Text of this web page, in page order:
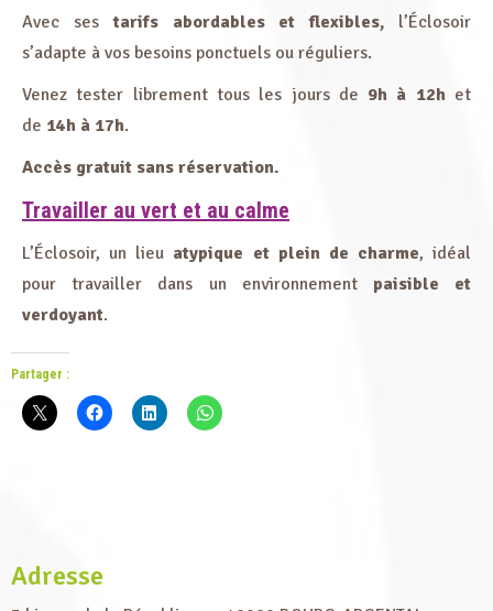
Avec sestarifs abordables et flexibles, l’Éclosoir
s’adapte à vos besoins ponctuels ou réguliers.
Venez tester librement tous les jours de 9h à 12h et
de 14h à 17h.
Accès gratuit sans réservation.
Travailler au vert et au calme
L’Éclosoir, un lieu atypique et plein de charme, idéal
pour travailler dans un environnement paisible et
verdoyant.
Partager :
Adresse